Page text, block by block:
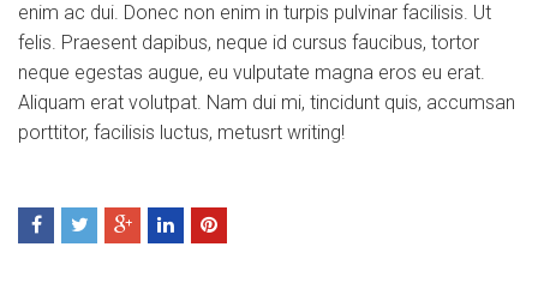
enim ac dui. Donec non enim in turpis pulvinar facilisis. Ut
felis. Praesent dapibus, neque id cursus faucibus, tortor
neque egestas augue, eu vulputate magna eros eu erat.
Aliquam erat volutpat. Nam dui mi, tincidunt quis, accumsan
porttitor, facilisis luctus, metusrt writing!